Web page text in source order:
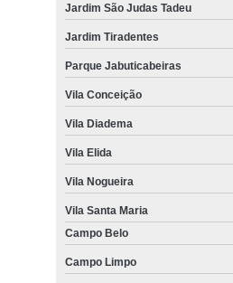
Jardim São Judas Tadeu
Jardim Tiradentes
Parque Jabuticabeiras
Vila Conceição
Vila Diadema
Vila Elida
Vila Nogueira
Vila Santa Maria
Campo Belo
Campo Limpo